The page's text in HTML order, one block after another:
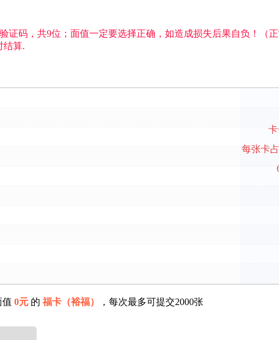
证码，共9位；面值一定要选择正确，如造成损失后果自负！（
结算.
每张卡
值 0元 的 福卡（裕福） ，每次最多可提交2000张